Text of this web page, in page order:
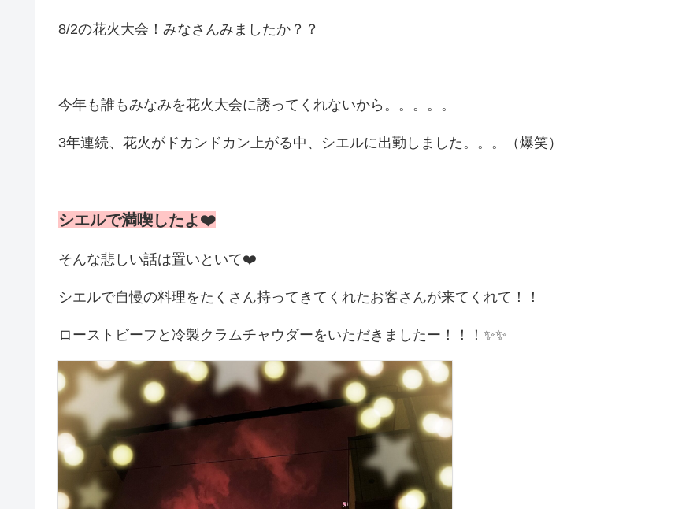
8/2の花火大会！みなさんみましたか？？
今年も誰もみなみを花火大会に誘ってくれないから。。。。。
3年連続、花火がドカンドカン上がる中、シエルに出勤しました。。。（爆笑）
シエルで満喫したよ❤️
そんな悲しい話は置いといて❤️
シエルで自慢の料理をたくさん持ってきてくれたお客さんが来てくれて！！
ローストビーフと冷製クラムチャウダーをいただきましたー！！！✨✨